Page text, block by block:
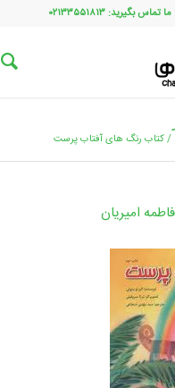
ما تماس بگیرید: ۰۲۱۳۳۵۵۱۸۱۳
/کتاب رنگ های آفتاب پرست
فاطمه امیریان